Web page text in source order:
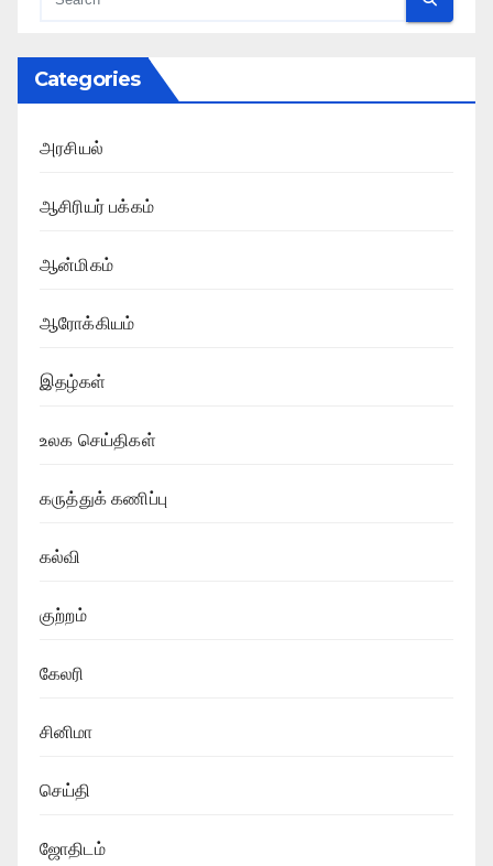
Categories
அரசியல்
ஆசிரியர் பக்கம்
ஆன்மிகம்
ஆரோக்கியம்
இதழ்கள்
உலக செய்திகள்
கருத்துக் கணிப்பு
கல்வி
குற்றம்
கேலரி
சினிமா
செய்தி
ஜோதிடம்